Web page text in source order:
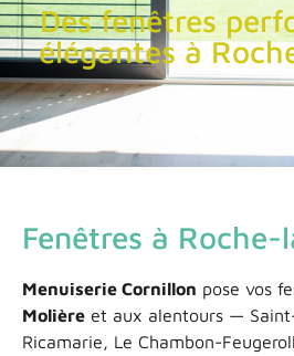
Des fenêtres
élégantes à
Fenêtres à
Menuiserie Cornillon pose vos
Molière et aux alentours —
Ricamarie, Le Chambon-